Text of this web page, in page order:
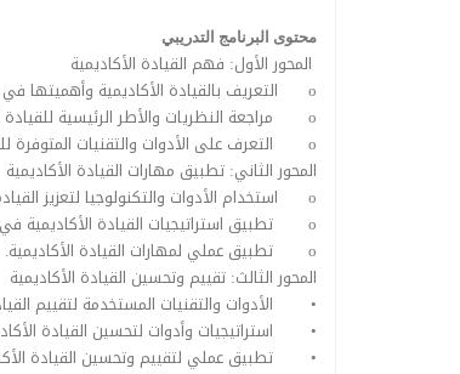
محتوى البرنامج التدريبي
المحور الأول: فهم القيادة الأكاديمية
o
التعريف بالقيادة الأكاديمية وأهميتها
o
مراجعة النظريات والأطر الرئيسية للقيادة
o
التعرف على الأدوات والتقنيات المتوفرة
المحور الثاني: تطبيق مهارات القيادة الأكاديمية
o
استخدام الأدوات والتكنولوجيا لتعزيز
o
تطبيق استراتيجيات القيادة الأكاديمية
o
تطبيق عملي لمهارات القيادة الأكاديمية.
المحور الثالث: تقييم وتحسين القيادة الأكاديمية
•
الأدوات والتقنيات المستخدمة لتقييم
•
استراتيجيات وأدوات لتحسين القيادة
•
تطبيق عملي لتقييم وتحسين القيادة